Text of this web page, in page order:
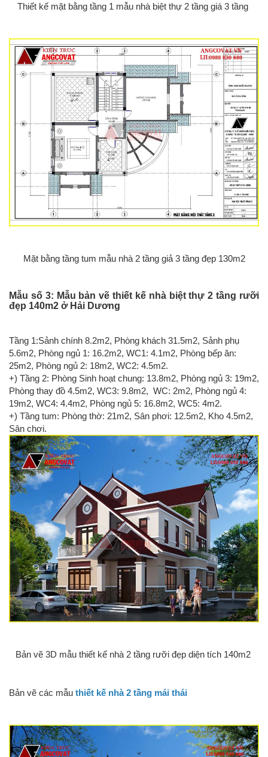
Thiết kế mặt bằng tầng 1 mẫu nhà biệt thự 2 tầng giá 3 tầng
Mặt bằng tầng tum mẫu nhà 2 tầng giả 3 tầng đẹp 130m2
Mẫu số 3: Mẫu bản vẽ thiết kế nhà biệt thự 2 tầng rưỡi
đẹp 140m2 ở Hải Dương
Tầng 1:Sảnh chính 8.2m2, Phòng khách 31.5m2, Sảnh phụ
5.6m2, Phòng ngủ 1: 16.2m2, WC1: 4.1m2, Phòng bếp ăn:
25m2, Phòng ngủ 2: 18m2, WC2: 4.5m2.
+) Tầng 2: Phòng Sinh hoạt chung: 13.8m2, Phòng ngủ 3: 19m2,
Phòng thay đồ 4.5m2, WC3: 9.8m2, WC: 2m2, Phòng ngủ 4:
19m2, WC4: 4.4m2, Phòng ngủ 5: 16.8m2, WC5: 4m2.
+) Tầng tum: Phòng thờ: 21m2, Sân phơi: 12.5m2, Kho 4.5m2,
Sân chơi.
Bản vẽ 3D mẫu thiết kế nhà 2 tầng rưỡi đẹp diện tích 140m2
Bản vẽ các mẫu thiết kế nhà 2 tầng mái thái